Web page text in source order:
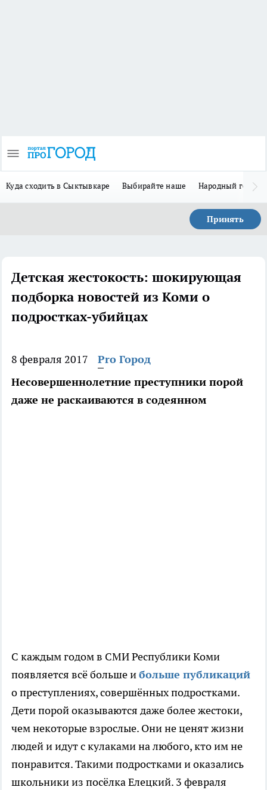
Куда сходить в Сыктывкаре Выбирайте наше Народный герой
Принять
Детская жестокость: шокирующая
подборка новостей из Коми о
подростках-убийцах
8 февраля 2017
Pro Город
Несовершеннолетние преступники порой
даже не раскаиваются в содеянном
С каждым годом в СМИ Республики Коми
появляется всё больше ибольше публикаций
о преступлениях, совершённых подростками.
Дети порой оказываются даже более жестоки,
чем некоторые взрослые. Они не ценят жизни
людей и идут с кулаками на любого, кто им не
понравится. Такими подростками и оказались
школьники из посёлка Елецкий. 3 февраля